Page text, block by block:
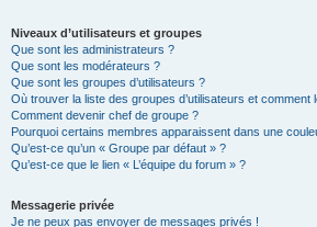
Niveaux d’utilisateurs et groupes
Que sont les administrateurs ?
Que sont les modérateurs ?
Que sont les groupes d’utilisateurs ?
Où trouver la liste des groupes d’utilisateurs et comment
Comment devenir chef de groupe ?
Pourquoi certains membres apparaissent dans une
Qu’est-ce qu’un « Groupe par défaut » ?
Qu’est-ce que le lien « L’équipe du forum » ?
Messagerie privée
Je ne peux pas envoyer de messages privés !